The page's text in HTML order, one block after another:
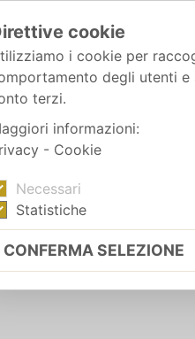
cookie
i cookie per
degli utenti e
terzi.
informazioni:
- Cookie
Necessari
Statistiche
CONFERMA SELEZIONE